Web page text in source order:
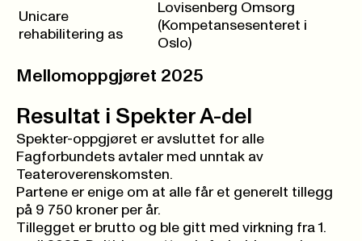
Unicare
rehabilitering as
Lovisenberg Omsorg
(Kompetansesenteret i
Oslo)
Mellomoppgjøret 2025
Resultat i Spekter A-del
Spekter-oppgjøret er avsluttet for alle
Fagforbundets avtaler med unntak av
Teateroverenskomsten.
Partene er enige om at alle får et generelt tillegg
på 9 750 kroner per år.
Tillegget er brutto og ble gitt med virkning fra 1.